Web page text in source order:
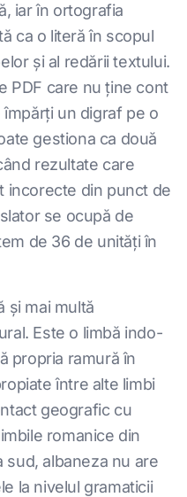
iar în ortografia
ca o literă în scopul
și al redării textului.
PDF care nu ține cont
un digraf pe o
gestiona ca două
rezultate care
incorecte din punct de
se ocupă de
de 36 de unități în
și mai multă
Este o limbă indo-
propria ramură în
între alte limbi
geografic cu
romanice din
sud, albaneza nu are
la nivelul gramaticii